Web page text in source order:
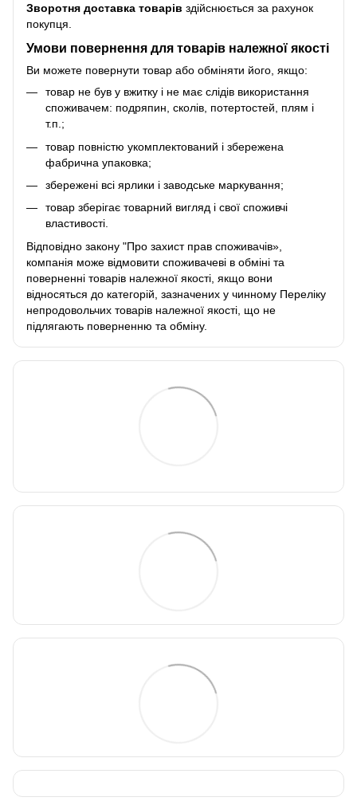
Зворотня доставка товарів здійснюється за рахунок
покупця.
Умови повернення для товарів належної якості
Ви можете повернути товар або обміняти його, якщо:
товар не був у вжитку і не має слідів використання
споживачем: подряпин, сколів, потертостей, плям і
т.п.;
товар повністю укомплектований і збережена
фабрична упаковка;
збережені всі ярлики і заводське маркування;
товар зберігає товарний вигляд і свої споживчі
властивості.
Відповідно закону "Про захист прав споживачів»
компанія може відмовити споживачеві в обміні та
поверненні товарів належної якості, якщо вони
відносяться до категорій, зазначених у чинному Переліку
непродовольчих товарів належної якості, що не
підлягають поверненню та обміну.